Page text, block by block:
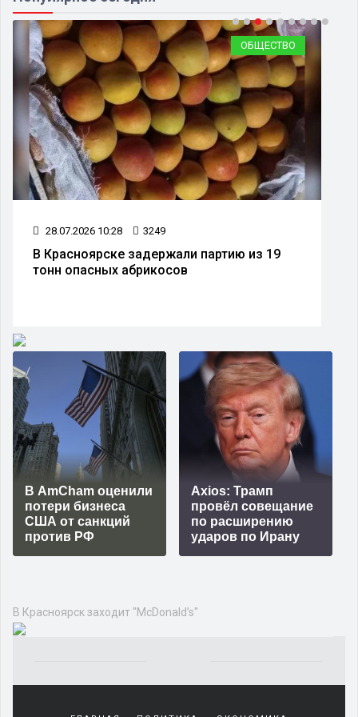
ОБЩЕСТВО
28.07.2026 10:28 3249
В Красноярске задержали партию из 19
тонн опасных абрикосов
В AmCham оценили
потери бизнеса
США от санкций
против РФ
Axios: Трамп
провёл совещание
по расширению
ударов по Ирану
В Красноярск заходит "McDonald’s"